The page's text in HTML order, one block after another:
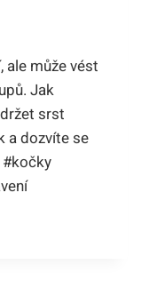
může vést
Jak
srst
a dozvíte se